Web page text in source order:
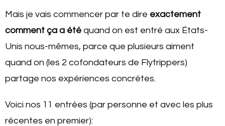
Mais je vais commencer par te dire exactement
comment ça a été quand on est entré aux États-
Unis nous-mêmes, parce que plusieurs aiment
quand on (les 2 cofondateurs de Flytrippers)
partage nos expériences concrètes.
Voici nos 11 entrées (par personne et avec les plus
récentes en premier):